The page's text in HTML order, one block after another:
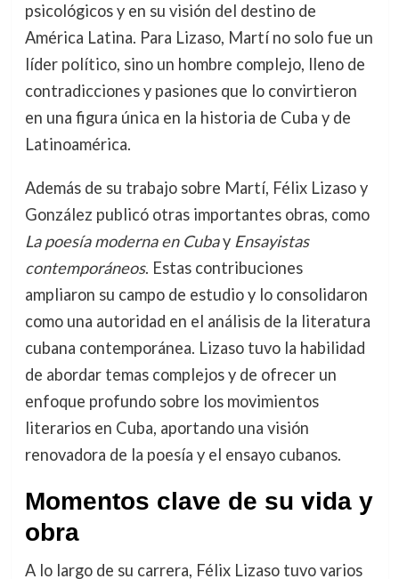
psicológicos y en su visión del destino de
América Latina. Para Lizaso, Martí no solo fue un
líder político, sino un hombre complejo, lleno de
contradicciones y pasiones que lo convirtieron
en una figura única en la historia de Cuba y de
Latinoamérica.
Además de su trabajo sobre Martí, Félix Lizaso y
González publicó otras importantes obras, como
La poesía moderna en Cubay Ensayistas
contemporáneos. Estas contribuciones
ampliaron su campo de estudio y lo consolidaron
como una autoridad en el análisis de la literatura
cubana contemporánea. Lizaso tuvo la habilidad
de abordar temas complejos y de ofrecer un
enfoque profundo sobre los movimientos
literarios en Cuba, aportando una visión
renovadora de la poesía y el ensayo cubanos.
Momentos clave de su vida y
obra
A lo largo de su carrera, Félix Lizaso tuvo varios